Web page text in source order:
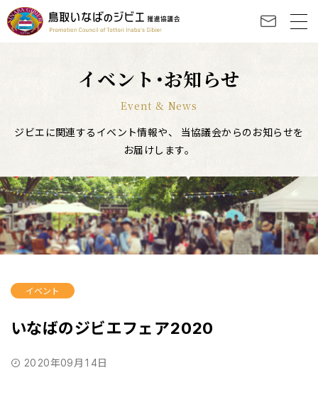
イベント･お知らせ
Event & News
ジビエに関連するイベント情報や、
当協議会からのお知らせを
お届けします。
イベント
いなばのジビエフェア2020
2020年09月14日